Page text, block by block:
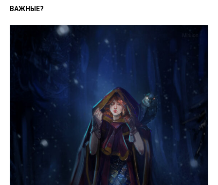
ВАЖНЫЕ?